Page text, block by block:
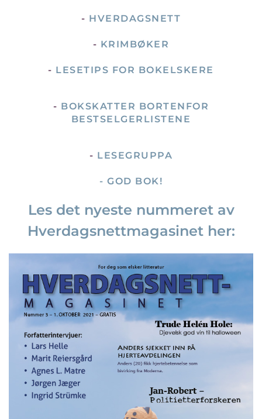
- HVERDAGSNETT
- KRIMBØKER
- LESETIPS FOR BOKELSKERE
- BOKSKATTER BORTENFOR
BESTSELGERLISTENE
- LESEGRUPPA
- GOD BOK!
Les det nyeste nummeret av
Hverdagsnettmagasinet her: